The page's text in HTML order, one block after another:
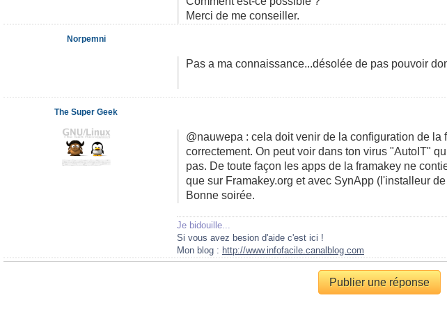
Merci de me conseiller.
Pas a ma connaissance...désolée de pas pouvoir
Norpemni
@nauwepa : cela doit venir de la configuration de
correctement. On peut voir dans ton virus "AutoIT"
pas. De toute façon les apps de la framakey ne
que sur Framakey.org et avec SynApp (l'installeur
Bonne soirée.
Je bidouille...
Si vous avez besion d'aide c'est ici !
Mon blog : http://www.infofacile.canalblog.com
The Super Geek
Publier une réponse